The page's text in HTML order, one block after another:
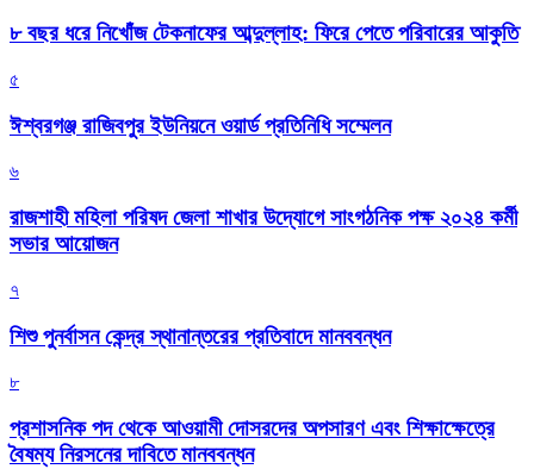
৮ বছর ধরে নিখোঁজ টেকনাফের আব্দুল্লাহ: ফিরে পেতে পরিবারের আকুতি
৫
ঈশ্বরগঞ্জ রাজিবপুর ইউনিয়নে ওয়ার্ড প্রতিনিধি সম্মেলন
৬
রাজশাহী মহিলা পরিষদ জেলা শাখার উদ্যোগে সাংগঠনিক পক্ষ ২০২৪ কর্মী
সভার আয়োজন
৭
শিশু পুনর্বাসন কেন্দ্র স্থানান্তরের প্রতিবাদে মানববন্ধন
৮
প্রশাসনিক পদ থেকে আওয়ামী দোসরদের অপসারণ এবং শিক্ষাক্ষেত্রে
বৈষম্য নিরসনের দাবিতে মানববন্ধন